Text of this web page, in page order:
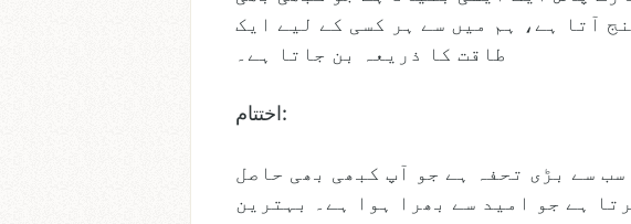
آتا ہے، ہم میں سے ہر کسی کے لیے ایک
طاقت کا ذریعہ بن جاتا ہے۔
اختتام:
سے بڑی تحفہ ہے جو آپ کبھی بھی حاصل
ہے جو امید سے بھرا ہوا ہے۔ بہترین